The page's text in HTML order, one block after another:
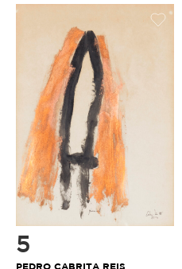
5
PEDRO CABRITA REIS